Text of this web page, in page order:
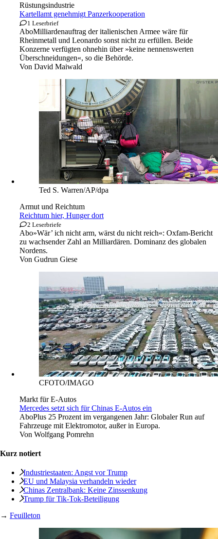
Rüstungsindustrie
Kartellamt genehmigt Panzerkooperation
1 Leserbrief
AboMilliardenauftrag der italienischen Armee wäre für
Rheinmetall und Leonardo sonst nicht zu erfüllen. Beide
Konzerne verfügten ohnehin über »keine nennenswerten
Überschneidungen«, so die Behörde.
Von David Maiwald
Ted S. Warren/AP/dpa
Armut und Reichtum
Reichtum hier, Hunger dort
2 Leserbriefe
Abo»Wär’ ich nicht arm, wärst du nicht reich«: Oxfam-Bericht
zu wachsender Zahl an Milliardären. Dominanz des globalen
Nordens.
Von Gudrun Giese
CFOTO/IMAGO
Markt für E-Autos
Mercedes setzt sich für Chinas E-Autos ein
AboPlus 25 Prozent im vergangenen Jahr: Globaler Run auf
Fahrzeuge mit Elektromotor, außer in Europa.
Von Wolfgang Pomrehn
Kurz notiert
Industriestaaten: Angst vor Trump
EU und Malaysia verhandeln wieder
Chinas Zentralbank: Keine Zinssenkung
Trump für Tik-Tok-Beteiligung
→ Feuilleton